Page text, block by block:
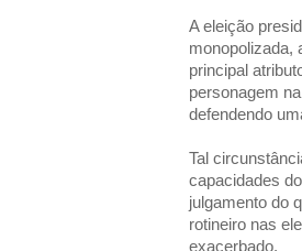
A eleição
monopolizada,
principal
personagem
defendendo
Tal
capacidades
julgamento do
rotineiro nas
exacerbado.